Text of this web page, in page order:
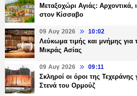
Μεταξοχώρι Αγιάς: Αρχοντικά,
στον Κίσσαβο
09 Αυγ 2026 10:02
Λεύκωμα τιμής και μνήμης για
Μικράς Ασίας
09 Αυγ 2026 09:11
Σκληροί οι όροι της Τεχεράνης
Στενά του Ορμούζ